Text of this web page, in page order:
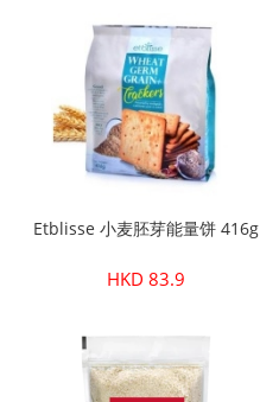
Etblisse 小麦胚芽能量饼 416g
HKD 83.9